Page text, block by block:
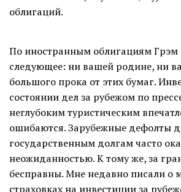
облигаций.
По иностранным облигациям
следующее: ни вашей родине, ни
большого прока от этих бумаг.
состоянии дел за рубежом по
неглубоким туристическим
ошибаются. Зарубежные дефолты
государственным долгам часто
неожиданностью. К тому же, за
бесправны. Мне недавно писали о
страховках на инвестиции за